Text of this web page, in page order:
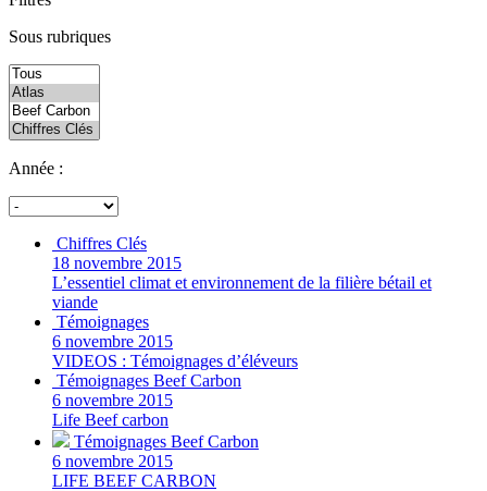
Sous rubriques
Année :
Chiffres Clés
18 novembre 2015
L’essentiel climat et environnement de la filière bétail et
viande
Témoignages
6 novembre 2015
VIDEOS : Témoignages d’éléveurs
Témoignages Beef Carbon
6 novembre 2015
Life Beef carbon
Témoignages Beef Carbon
6 novembre 2015
LIFE BEEF CARBON